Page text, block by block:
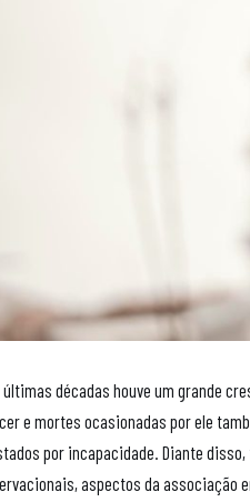
últimas décadas houve um grande
e mortes ocasionadas por ele
por incapacidade. Diante
aspectos da associação